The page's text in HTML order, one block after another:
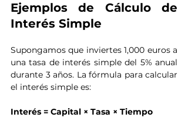
Ejemplos de Cálculo de
Interés Simple
Supongamos que inviertes 1,000 euros a
una tasa de interés simple del 5% anual
durante 3 años. La fórmula para calcular
el interés simple es:
Interés = Capital × Tasa × Tiempo